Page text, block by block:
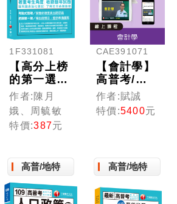
1F331081
【高分上榜
的第一選
擇】人力資
源管理(含
概要)[高考
三級／地特
作者:陳月
娥、周毓敏
特價:387元
CAE391071
【會計學】
高普考/地
方特考(線
上版)
作者:賦誠
特價:5400元
高普/地特 高普/地特